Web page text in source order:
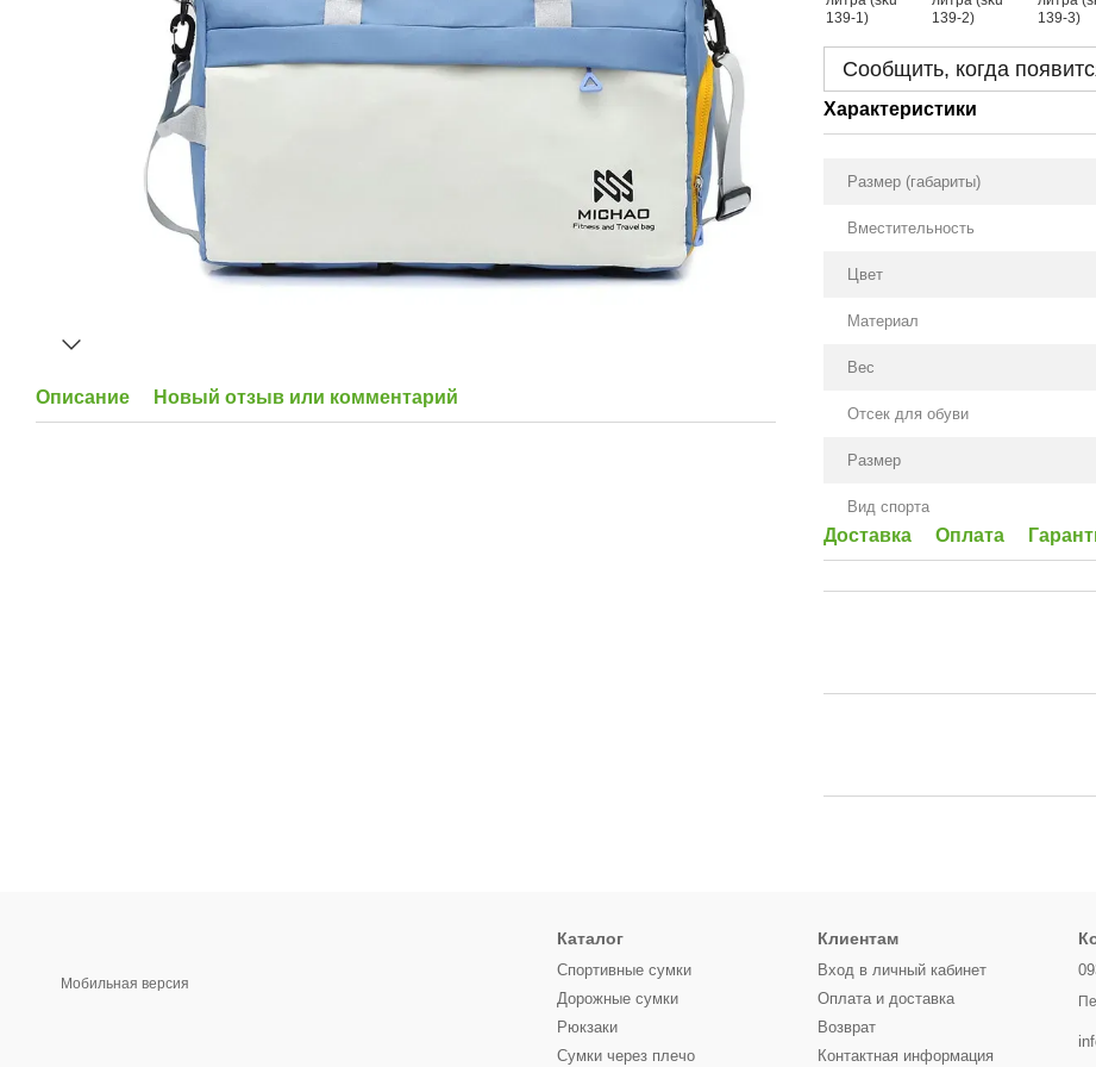
Описание Новый отзыв или комментарий
Сообщить, когда
Характеристики
Размер (габариты)
Вместительность
Цвет
Материал
Вес
Отсек для обуви
Размер
Вид спорта
Доставка Оплата
Мобильная версия
Каталог
Спортивные сумки
Дорожные сумки
Рюкзаки
Сумки через плечо
Клиентам
Вход в личный кабинет
Оплата и доставка
Возврат
Контактная информация